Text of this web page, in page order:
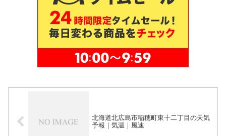
北海道北広島市稲穂町東十二丁目の天気
予報｜気温｜風速